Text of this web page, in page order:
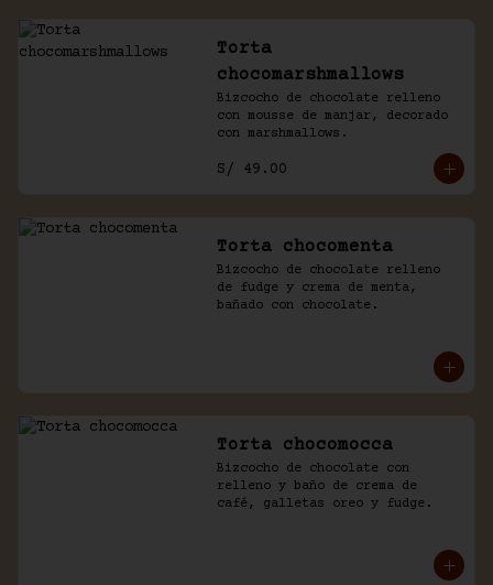
Torta
chocomarshmallows
Bizcocho de chocolate relleno
con mousse de manjar, decorado
con marshmallows.
S/ 49.00
Torta chocomenta
Bizcocho de chocolate relleno
de fudge y crema de menta,
bañado con chocolate.
Torta chocomocca
Bizcocho de chocolate con
relleno y baño de crema de
café, galletas oreo y fudge.